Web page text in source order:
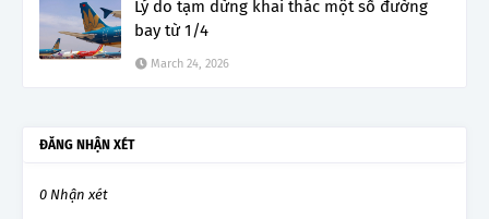
Lý do tạm dừng khai thác một số đường
bay từ 1/4
March 24, 2026
ĐĂNG NHẬN XÉT
0 Nhận xét